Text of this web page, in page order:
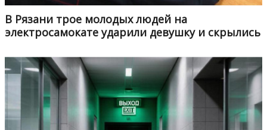
В Рязани трое молодых людей на
электросамокате ударили девушку и скрылись